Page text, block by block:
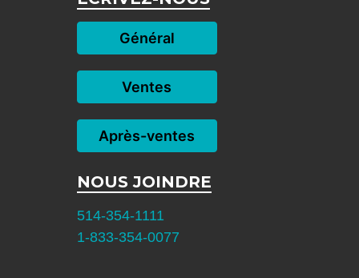
Général
Ventes
Après-ventes
NOUS JOINDRE
514-354-1111
1-833-354-0077